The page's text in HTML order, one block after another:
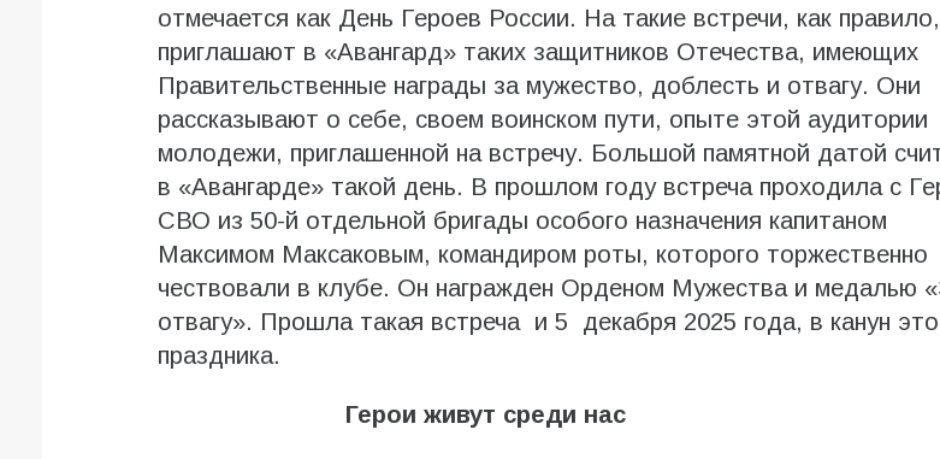
отмечается как День Героев России. На такие встречи, как правило,
приглашают в «Авангард» таких защитников Отечества, имеющих
Правительственные награды за мужество, доблесть и отвагу. Они
рассказывают о себе, своем воинском пути, опыте этой аудитории
молодежи, приглашенной на встречу. Большой памятной датой
в «Авангарде» такой день. В прошлом году встреча проходила с
СВО из 50-й отдельной бригады особого назначения капитаном
Максимом Максаковым, командиром роты, которого торжественно
чествовали в клубе. Он награжден Орденом Мужества и медалью
отвагу». Прошла такая встреча и 5 декабря 2025 года, в канун
праздника.
Герои живут среди нас